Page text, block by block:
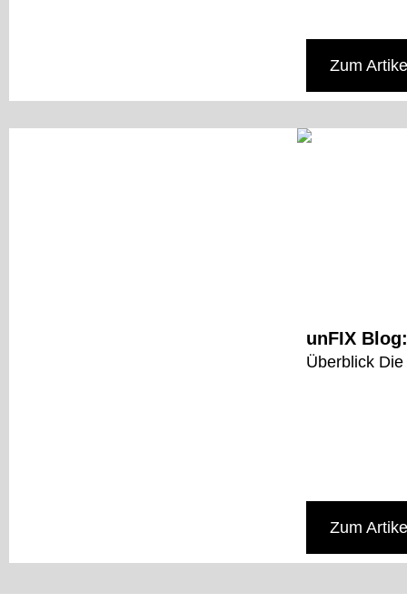
Zum
unFIX
Überblick
Zum